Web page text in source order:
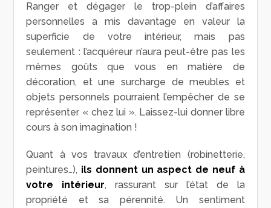
Ranger et dégager le trop-plein d’affaires
personnelles a mis davantage en valeur la
superficie de votre intérieur, mais pas
seulement : l’acquéreur n’aura peut-être pas les
mêmes goûts que vous en matière de
décoration, et une surcharge de meubles et
objets personnels pourraient l’empêcher de se
représenter « chez lui ». Laissez-lui donner libre
cours à son imagination !
Quant à vos travaux d’entretien (robinetterie,
peintures…), ils donnent un aspect de neuf à
votre intérieur, rassurant sur l’état de la
propriété et sa pérennité. Un sentiment